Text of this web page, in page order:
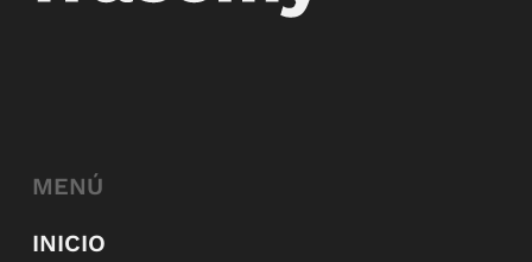
MENÚ
INICIO